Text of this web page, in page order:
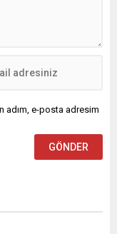
adım, e-posta adresim